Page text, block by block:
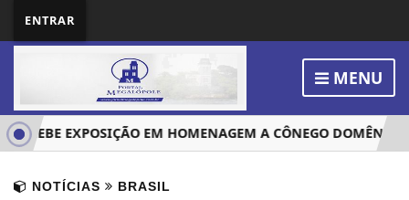
ENTRAR
MENU
EXPOSIÇÃO EM HOMENAGEM A CÔNEGO DOMÊNICO
NOTÍCIAS BRASIL